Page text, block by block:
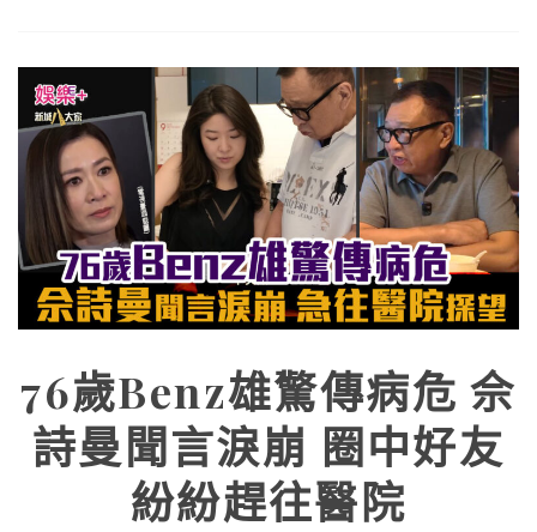
76歲Benz雄驚傳病危 佘
詩曼聞言淚崩 圈中好友
紛紛趕往醫院